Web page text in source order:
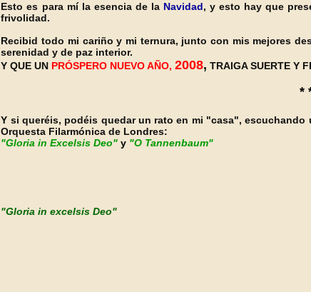
Esto es para mí la esencia de la Navidad, y esto hay que
frivolidad.
Recibid todo mi cariño y mi ternura, junto con mis mejores
serenidad y de paz interior.
Y QUE UN PRÓSPERO NUEVO AÑO,2008, TRAIGA SUERTE Y
*
Y si queréis, podéis quedar un rato en mi "casa",
Orquesta Filarmónica de Londres:
"Gloria in Excelsis Deo"y "O Tannenbaum"
"Gloria in excelsis Deo"